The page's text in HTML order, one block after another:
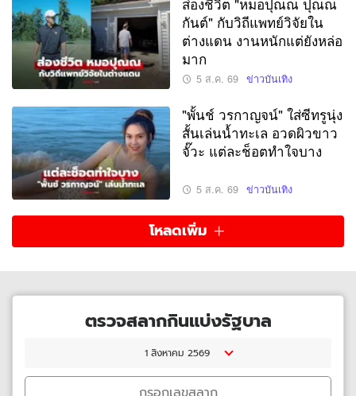
กันต์" กับวิถีแพทย์วิจัยใน
ต่างแดน งานหนักแต่ยังหล่อ
มาก
5 ส.ค. 69 ข่าวบันเทิง
"พั้นช์ วรกาญจน์" ใส่ซีทรูนุ่ง
สั้นเล่นน้ำทะเล อวดผิวขาว
จั๊วะ แต่ละช็อตทำใจบาง
5 ส.ค. 69 ข่าวบันเทิง
โหลดเพิ่ม
ตรวจสลากกินแบ่งรัฐบาล
1 สิงหาคม 2569